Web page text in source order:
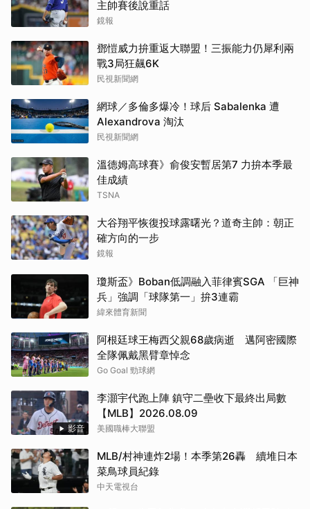
主帥賽後說重話
鏡報
鄧愷威力拚重返大聯盟！三振能力仍犀利兩
戰3局狂飆6K
民視新聞網
網球／多倫多爆冷！球后 Sabalenka 遭
Alexandrova 淘汰
民視新聞網
溫德姆高球賽》俞俊安暫居第7 力拚本季最
佳成績
TSNA
大谷翔平恢復投球露曙光？道奇主帥：朝正
確方向的一步
鏡報
瓊斯盃》Boban低調融入菲律賓SGA 「巨神
兵」強調「球隊第一」拚3連霸
緯來體育新聞
阿根廷球王梅西父親68歲病逝 邁阿密國際
全隊佩戴黑臂章悼念
Go Goal 勁球網
影音
李灝宇代跑上陣 鎮守二壘收下最終出局數
【MLB】2026.08.09
美國職棒大聯盟
MLB/村神連炸2場！本季第26轟 續堆日本
菜鳥球員紀錄
中天電視台